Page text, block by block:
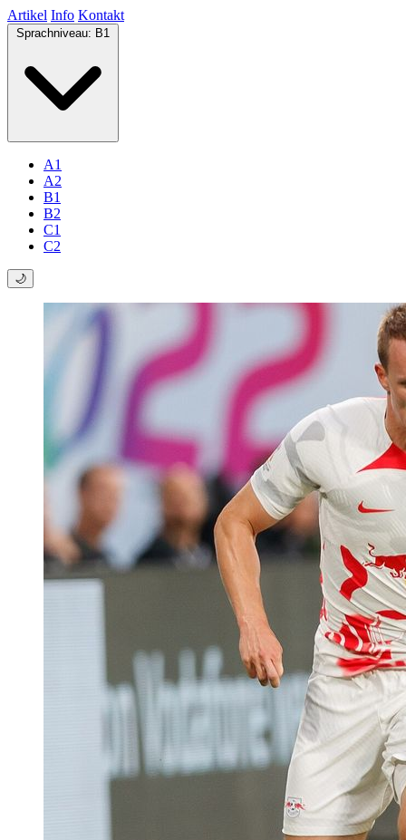
Artikel Info Kontakt
Sprachniveau: B1
A1
A2
B1
B2
C1
C2
🌙